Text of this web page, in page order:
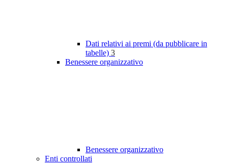
Dati relativi ai premi (da pubblicare in
tabelle) 3
Benessere organizzativo
Benessere organizzativo
Enti controllati